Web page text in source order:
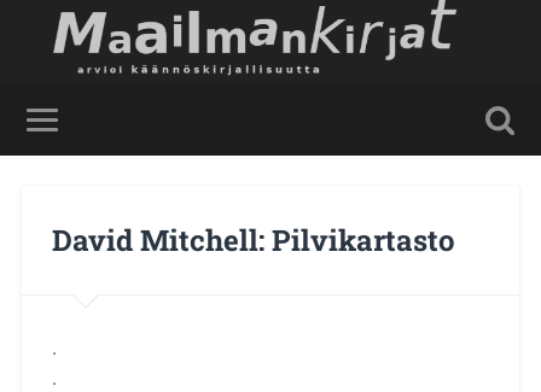
David Mitchell: Pilvikartasto
.
.